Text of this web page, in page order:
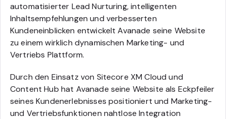
automatisierter Lead Nurturing, intelligenten
Inhaltsempfehlungen und verbesserten
Kundeneinblicken entwickelt Avanade seine Website
zu einem wirklich dynamischen Marketing- und
Vertriebs Plattform.
Durch den Einsatz von Sitecore XM Cloud und
Content Hub hat Avanade seine Website als Eckpfeiler
seines Kundenerlebnisses positioniert und Marketing-
und Vertriebsfunktionen nahtlose Integration